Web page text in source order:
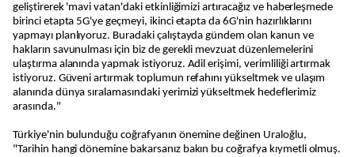
geliştirerek 'mavi vatan'daki etkinliğimizi artıracağız ve haberleşmede
birinci etapta 5G'ye geçmeyi, ikinci etapta da 6G'nin hazırlıklarını
yapmayı planlıyoruz. Buradaki çalıştayda gündem olan kanun ve
hakların savunulması için biz de gerekli mevzuat düzenlemelerini
ulaştırma alanında yapmak istiyoruz. Adil erişimi, verimliliği artırmak
istiyoruz. Güveni artırmak toplumun refahını yükseltmek ve ulaşım
alanında dünya sıralamasındaki yerimizi yükseltmek hedeflerimiz
arasında."
Türkiye'nin bulunduğu coğrafyanın önemine değinen Uraloğlu,
"Tarihin hangi dönemine bakarsanız bakın bu coğrafya kıymetli olmuş.